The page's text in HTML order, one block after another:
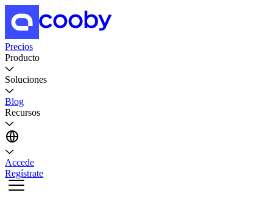
Precios
Producto
Soluciones
Blog
Recursos
Accede
Regístrate